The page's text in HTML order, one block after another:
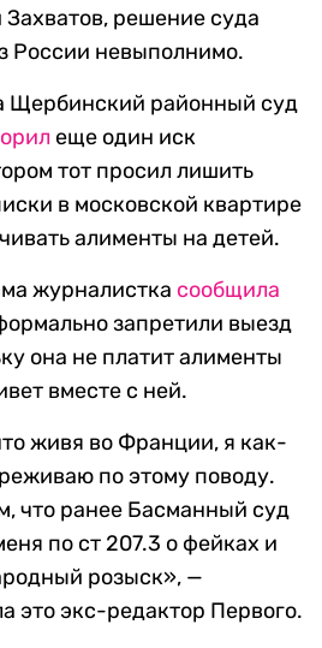
решение суда
России невыполнимо.
Щербинский районный суд
еще один иск
тот просил лишить
в московской квартире
алименты на детей.
журналистка сообщила
запретили выезд
она не платит алименты
вместе с ней.
живя во Франции, я как-
по этому поводу.
что ранее Басманный суд
по ст 207.3 о фейках и
розыск», —
это экс-редактор Первого.